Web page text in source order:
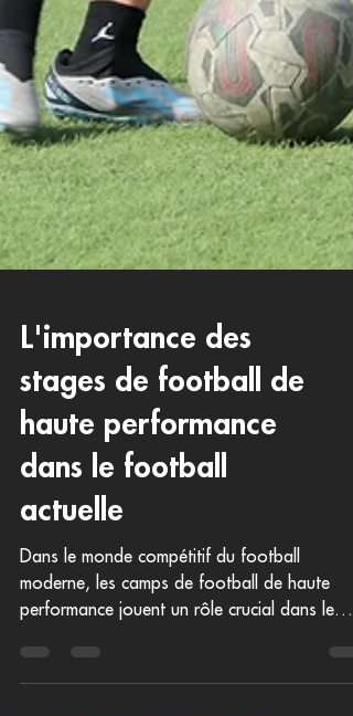
L'importance des
stages de football de
haute performance
dans le football
actuelle
Dans le monde compétitif du football
moderne, les camps de football de haute